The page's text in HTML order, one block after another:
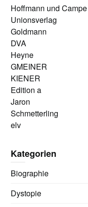
Hoffmann und Campe
Unionsverlag
Goldmann
DVA
Heyne
GMEINER
KIENER
Edition a
Jaron
Schmetterling
elv
Kategorien
Biographie
Dystopie